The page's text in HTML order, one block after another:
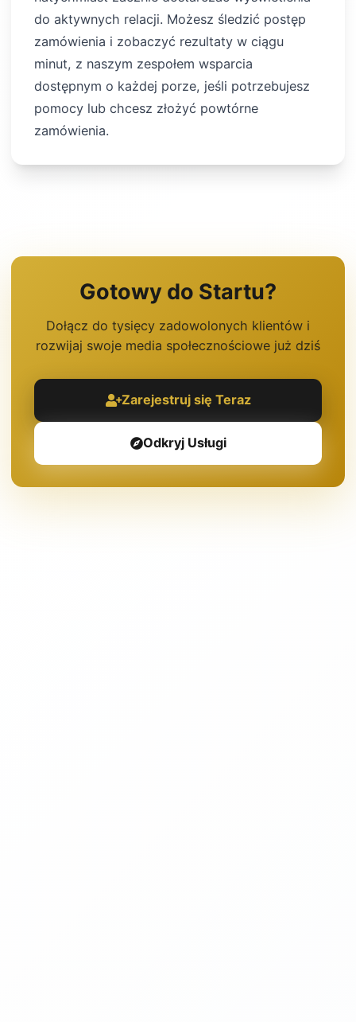
do aktywnych relacji. Możesz śledzić postęp
zamówienia i zobaczyć rezultaty w ciągu
minut, z naszym zespołem wsparcia
dostępnym o każdej porze, jeśli potrzebujesz
pomocy lub chcesz złożyć powtórne
zamówienia.
Gotowy do Startu?
Dołącz do tysięcy zadowolonych klientów i
rozwijaj swoje media społecznościowe już dziś
Zarejestruj się Teraz
Odkryj Usługi